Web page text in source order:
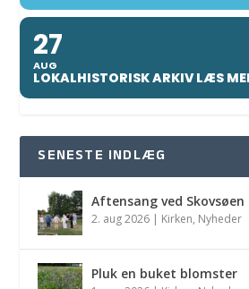
27
AUG
LOKALHISTORISK ARKIV LÆS
SENESTE INDLÆG
Aftensang ved Skovsøen
2. aug 2026 | Kirken, Nyheder
Pluk en buket blomster